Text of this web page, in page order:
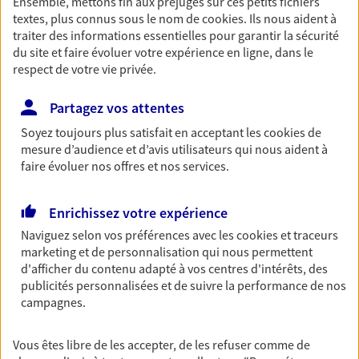
Découvrir les offres Épargne
Retraite
Préparez sereinement ce nouveau chapitre de
votre vie avec les conseils d'un expert. Découvrez
notre solution PER (Plan Epargne Retraite)
spécialement conçue pour la retraite.
Prévoyance
Pour un avenir serein, assurez-vous avec notre
contrat prévoyance. Préservez vos proches en cas
d'accident ou de maladie en optant pour les
garanties incapacité temporaire totale de travail,
Découvrir l'offre Prévoyance
textes, plus connus sous le nom decookies. Ils nous aident à
traiter des informations essentielles pour garantir la sécurité
du site et faire évoluer votre expérience en ligne, dans le
respect de votre vie privée.
Partagez vos attentes
Soyez toujours plus satisfait en acceptant lescookiesde
mesure d’audience et d’avis utilisateurs qui nous aident à
faire évoluer nos offres et nos services.
Enrichissez votre expérience
Naviguez selon vos préférences avec lescookies et traceurs
marketing et de personnalisation qui nous permettent
d'afficher du contenu adapté à vos centres d'intérêts, des
publicités personnalisées et de suivre la performance de nos
campagnes.
Vous êtes libre de les accepter, de les refuser comme de